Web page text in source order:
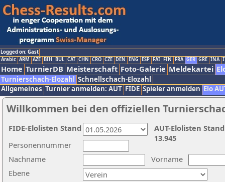
Logged on: Gast
Arabic ARM AZE BIH BUL CAT CHN CRO CZE DEN ENG ESP FAI FIN FRA GER GRE INA
Home TurnierDB Meisterschaft Foto-Galerie Meldekartei
Turnierschach-Elozahl Schnellschach-Elozahl
Allgemeines Turnier anmelden: AUT FIDE Spieler anmelden Elo
Willkommen bei den offiziellen
Nachname
Vorname
Ebene
Personennummer
AUT-Elolisten
13.945
FIDE-Elolisten Stand